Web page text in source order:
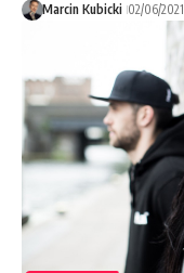
Marcin Kubicki 02/06/2021